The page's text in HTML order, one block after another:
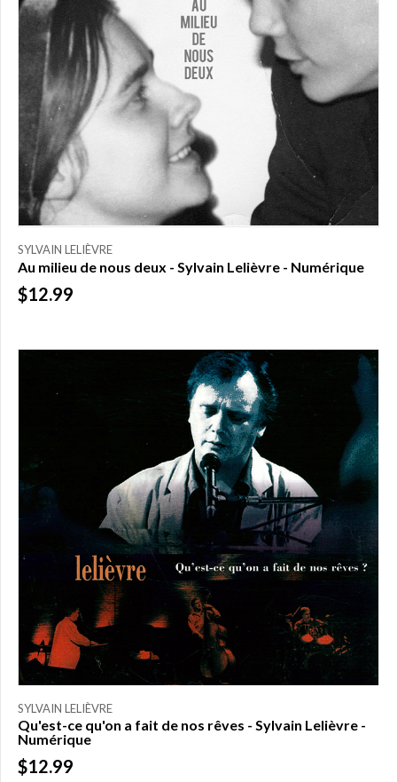
SYLVAIN LELIÈVRE
Au milieu de nous deux - Sylvain Lelièvre - Numérique
$12.99
SYLVAIN LELIÈVRE
Qu'est-ce qu'on a fait de nos rêves - Sylvain Lelièvre -
Numérique
$12.99